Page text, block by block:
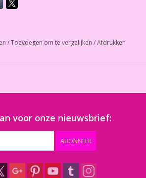
geschikt voor contact met voedsel.
x h 3 cm
/Toevoegen om te vergelijken /Afdrukken
voor onze nieuwsbrief:
ABONNEER